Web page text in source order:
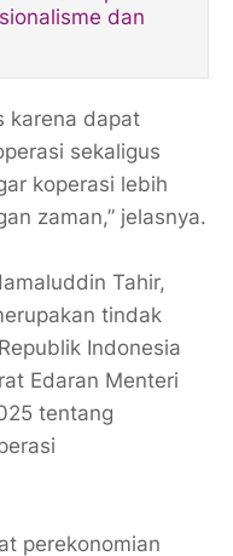
dan
karena dapat
sekaligus
koperasi lebih
zaman,” jelasnya.
Tahir,
tindak
Indonesia
Edaran Menteri
tentang
perekonomian